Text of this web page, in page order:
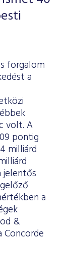
forgalom
a
volt. A
pontig
milliárd
a
&